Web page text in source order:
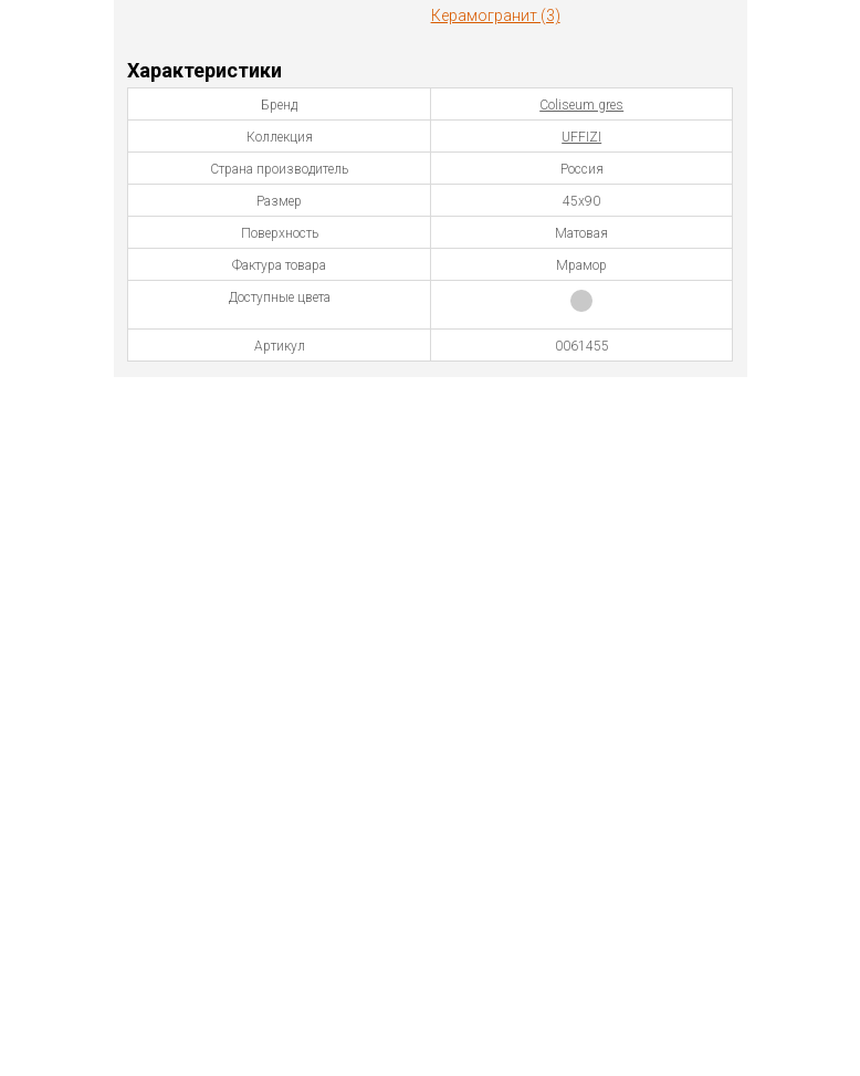
Керамогранит (3)
Характеристики
Бренд Coliseum gres
Коллекция UFFIZI
Страна производитель Россия
Размер 45x90
Поверхность Матовая
Фактура товара Мрамор
Доступные цвета
Артикул 0061455